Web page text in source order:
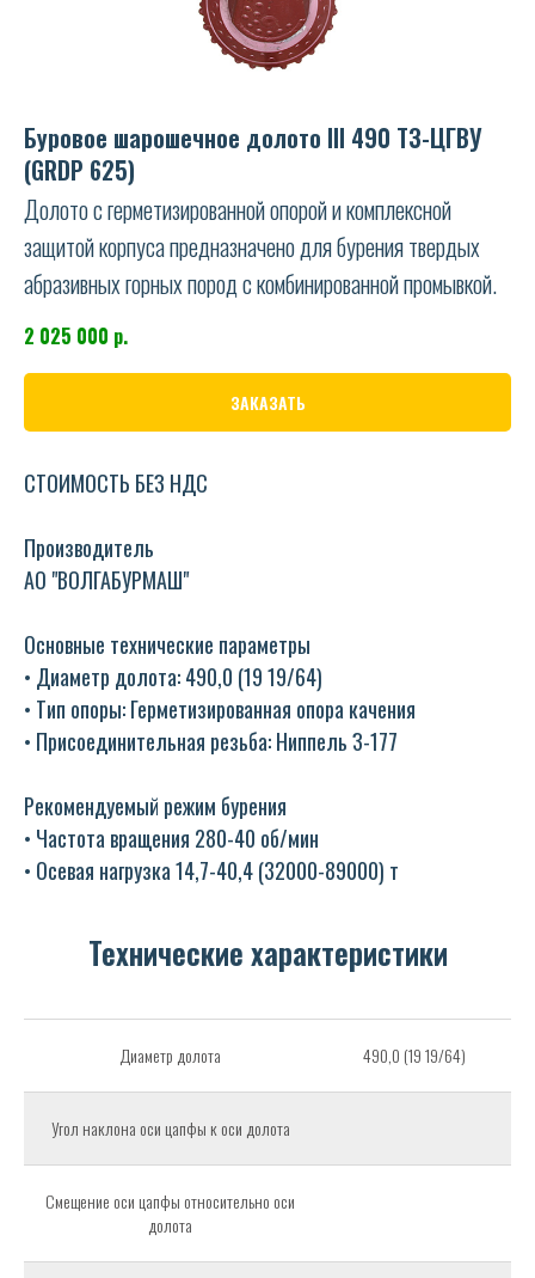
Буровое шарошечное долото III 490 ТЗ-ЦГВУ
(GRDP 625)
Долото с герметизированной опорой и комплексной
защитой корпуса предназначено для бурения твердых
абразивных горных пород с комбинированной промывкой.
2 025 000 р.
ЗАКАЗАТЬ
СТОИМОСТЬ БЕЗ НДС
Производитель
АО "ВОЛГАБУРМАШ"
Основные технические параметры
• Диаметр долота: 490,0 (19 19/64)
• Тип опоры: Герметизированная опора качения
• Присоединительная резьба: Ниппель З-177
Рекомендуемый режим бурения
• Частота вращения 280-40 об/мин
• Осевая нагрузка 14,7-40,4 (32000-89000) т
Технические характеристики
Диаметр долота 490,0 (19 19/64)
Угол наклона оси цапфы к оси долота
Смещение оси цапфы относительно оси
долота